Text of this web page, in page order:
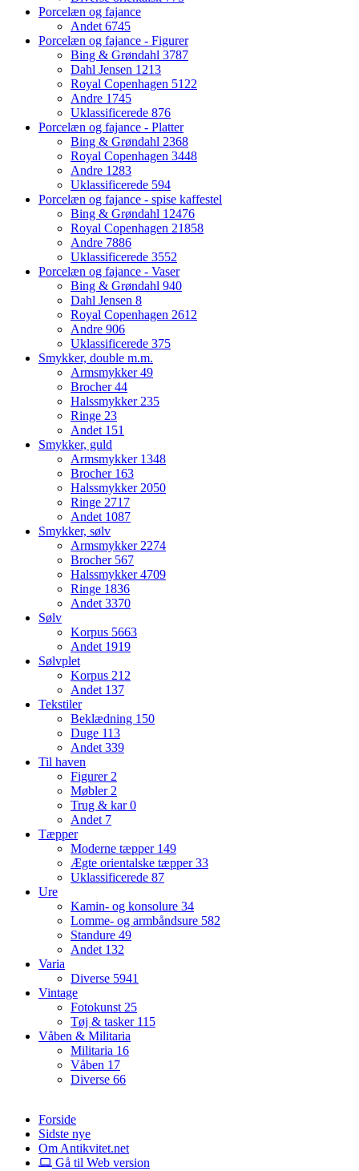
Porcelæn og fajance
Andet6745
Porcelæn og fajance - Figurer
Bing & Grøndahl 3787
Dahl Jensen 1213
Royal Copenhagen 5122
Andre 1745
Uklassificerede 876
Porcelæn og fajance - Platter
Bing & Grøndahl 2368
Royal Copenhagen 3448
Andre 1283
Uklassificerede 594
Porcelæn og fajance - spise kaffestel
Bing & Grøndahl 12476
Royal Copenhagen 21858
Andre 7886
Uklassificerede 3552
Porcelæn og fajance - Vaser
Bing & Grøndahl 940
Dahl Jensen 8
Royal Copenhagen 2612
Andre 906
Uklassificerede 375
Smykker, double m.m.
Armsmykker49
Brocher44
Halssmykker235
Ringe 23
Andet 151
Smykker, guld
Armsmykker 1348
Brocher 163
Halssmykker2050
Ringe 2717
Andet 1087
Smykker, sølv
Armsmykker2274
Brocher 567
Halssmykker4709
Ringe 1836
Andet3370
Sølv
Korpus 5663
Andet 1919
Sølvplet
Korpus 212
Andet 137
Tekstiler
Beklædning 150
Duge 113
Andet339
Til haven
Figurer2
Møbler2
Trug & kar0
Andet 7
Tæpper
Moderne tæpper 149
Ægte orientalske tæpper33
Uklassificerede 87
Ure
Kamin- og konsolure 34
Lomme- og armbåndsure 582
Standure 49
Andet 132
Varia
Diverse 5941
Vintage
Fotokunst25
Tøj & tasker 115
Våben & Militaria
Militaria 16
Våben 17
Diverse 66
Forside
Sidste nye
Om Antikvitet.net
Gå til Web version